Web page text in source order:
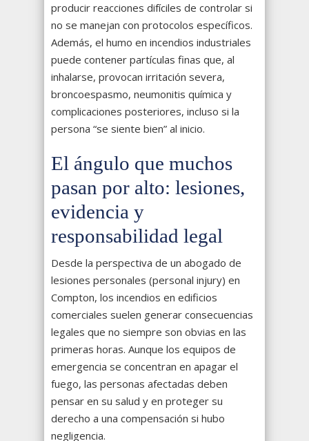
producir reacciones difíciles de controlar si
no se manejan con protocolos específicos.
Además, el humo en incendios industriales
puede contener partículas finas que, al
inhalarse, provocan irritación severa,
broncoespasmo, neumonitis química y
complicaciones posteriores, incluso si la
persona “se siente bien” al inicio.
El ángulo que muchos
pasan por alto: lesiones,
evidencia y
responsabilidad legal
Desde la perspectiva de un abogado de
lesiones personales (personal injury) en
Compton, los incendios en edificios
comerciales suelen generar consecuencias
legales que no siempre son obvias en las
primeras horas. Aunque los equipos de
emergencia se concentran en apagar el
fuego, las personas afectadas deben
pensar en su salud y en proteger su
derecho a una compensación si hubo
negligencia.